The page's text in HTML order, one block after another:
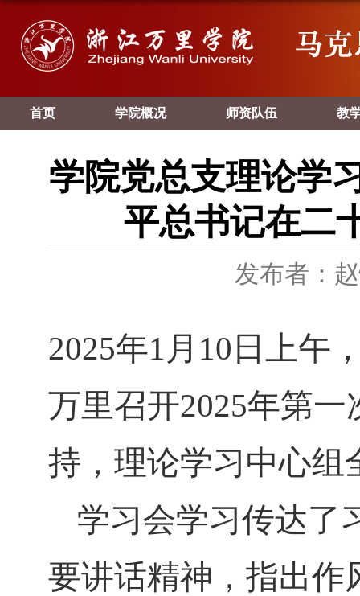
首页 学院概况 师资队伍 教
学院党总支理论学
平总书记在二
发布者：
2025年1 月 10 日上午
万里召开2025年第一
持，理论学习中心组
学习会学习传达了
要讲话精神，指出作